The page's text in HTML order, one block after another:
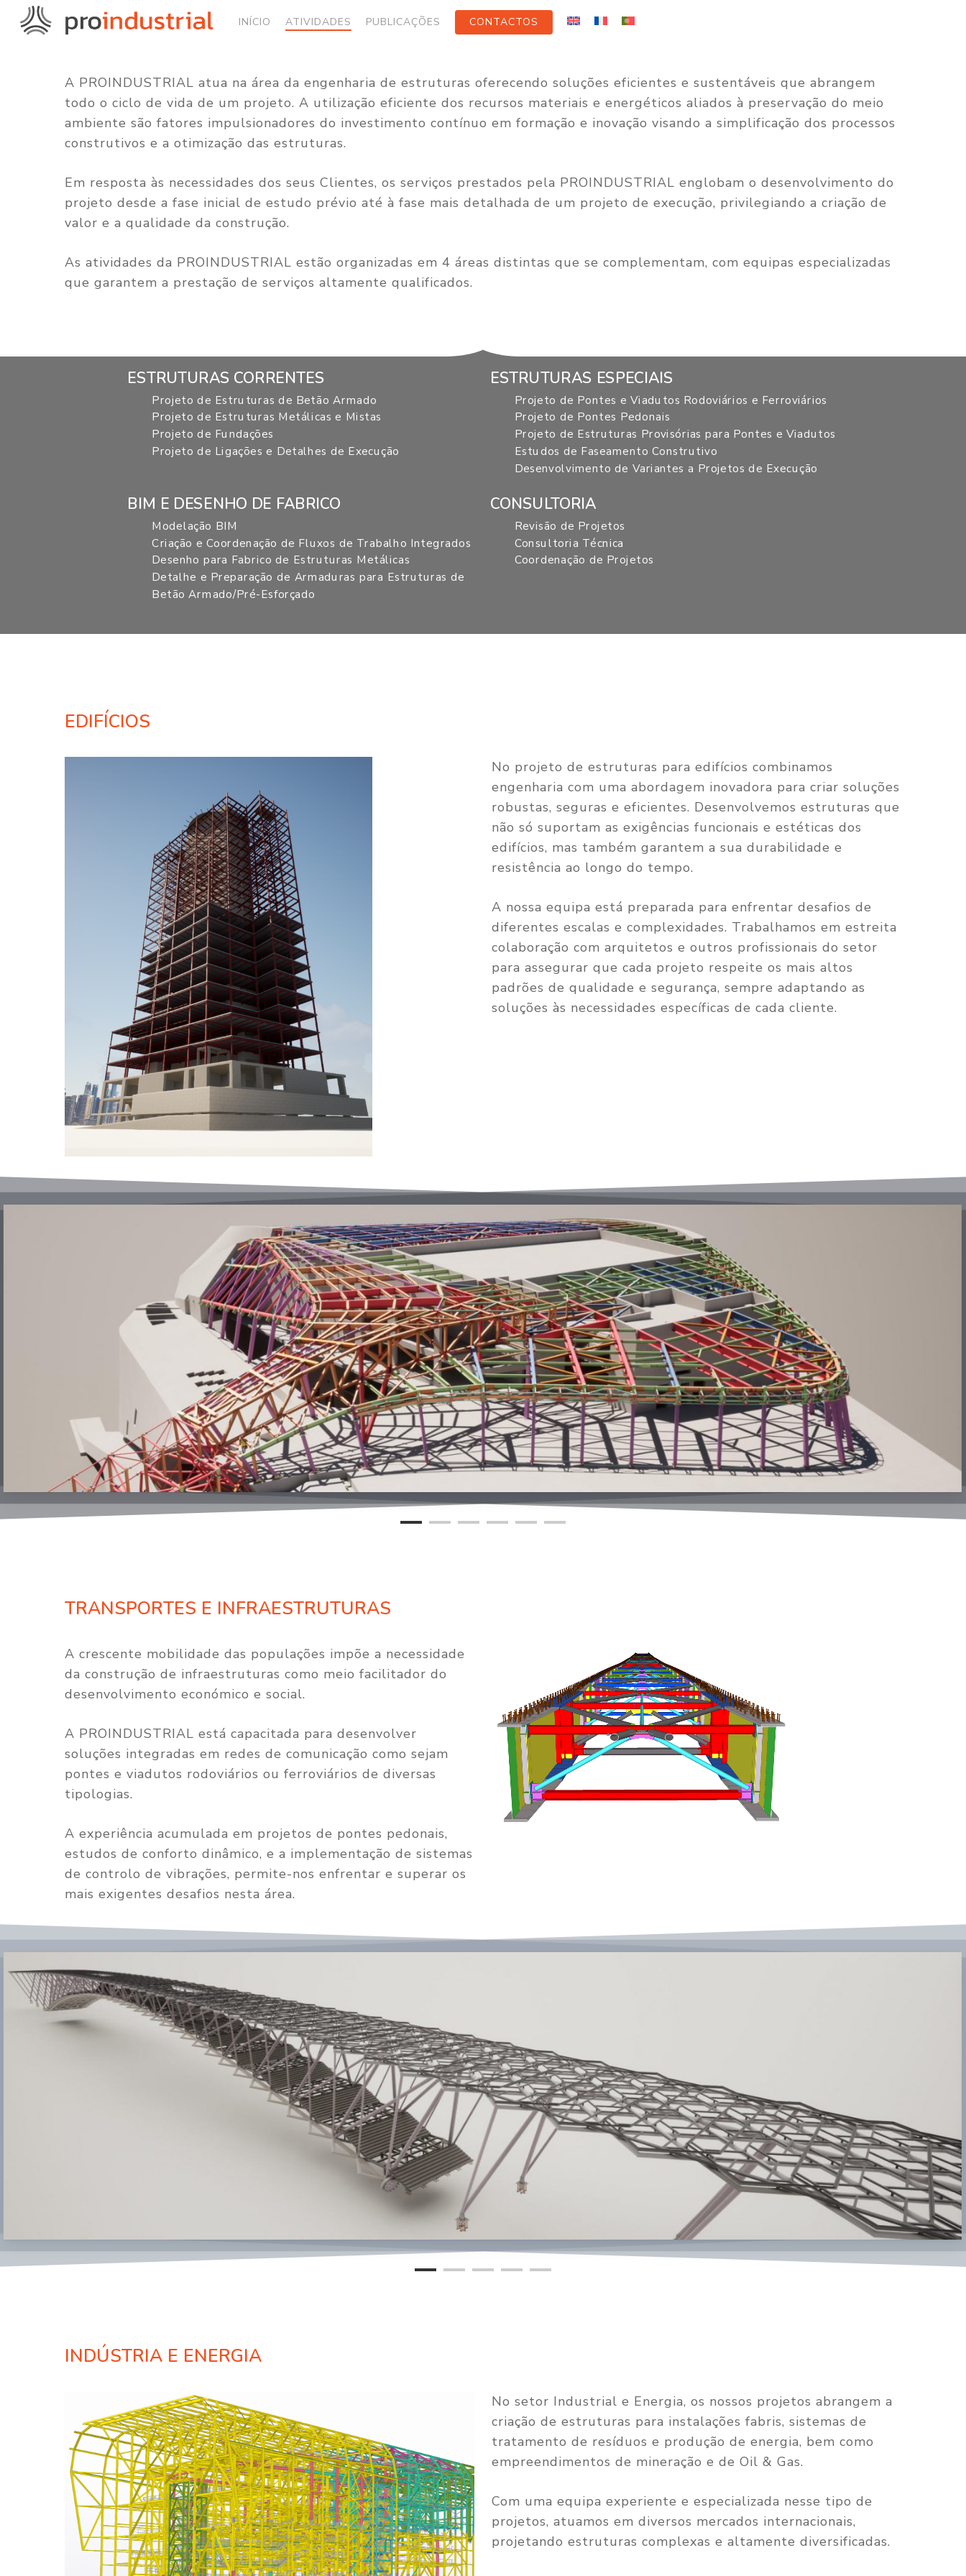
INÍCIO ATIVIDADES PUBLICAÇÕES CONTACTOS
A PROINDUSTRIAL atua na área da engenharia de estruturas oferecendo soluções eficientes e sustentáveis que abrangem
todo o ciclo de vida de um projeto. A utilização eficiente dos recursos materiais e energéticos aliados à preservação do meio
ambiente são fatores impulsionadores do investimento contínuo em formação e inovação visando a simplificação dos processos
construtivos e a otimização das estruturas.
Em resposta às necessidades dos seus Clientes, os serviços prestados pela PROINDUSTRIAL englobam o desenvolvimento do
projeto desde a fase inicial de estudo prévio até à fase mais detalhada de um projeto de execução, privilegiando a criação de
valor e a qualidade da construção.
As atividades da PROINDUSTRIAL estão organizadas em 4 áreas distintas que se complementam, com equipas especializadas
que garantem a prestação de serviços altamente qualificados.
ESTRUTURAS CORRENTES
Projeto de Estruturas de Betão Armado
Projeto de Estruturas Metálicas e Mistas
Projeto de Fundações
Projeto de Ligações e Detalhes de Execução
ESTRUTURAS ESPECIAIS
Projeto de Pontes e Viadutos Rodoviários e Ferroviários
Projeto de Pontes Pedonais
Projeto de Estruturas Provisórias para Pontes e Viadutos
Estudos de Faseamento Construtivo
Desenvolvimento de Variantes a Projetos de Execução
BIM E DESENHO DE FABRICO
Modelação BIM
Criação e Coordenação de Fluxos de Trabalho Integrados
Desenho para Fabrico de Estruturas Metálicas
Detalhe e Preparação de Armaduras para Estruturas de
Betão Armado/Pré-Esforçado
CONSULTORIA
Revisão de Projetos
Consultoria Técnica
Coordenação de Projetos
EDIFÍCIOS
No projeto de estruturas para edifícios combinamos
engenharia com uma abordagem inovadora para criar soluções
robustas, seguras e eficientes. Desenvolvemos estruturas que
não só suportam as exigências funcionais e estéticas dos
edifícios, mas também garantem a sua durabilidade e
resistência ao longo do tempo.
A nossa equipa está preparada para enfrentar desafios de
diferentes escalas e complexidades. Trabalhamos em estreita
colaboração com arquitetos e outros profissionais do setor
para assegurar que cada projeto respeite os mais altos
padrões de qualidade e segurança, sempre adaptando as
soluções às necessidades específicas de cada cliente.
TRANSPORTES E INFRAESTRUTURAS
A crescente mobilidade das populações impõe a necessidade
da construção de infraestruturas como meio facilitador do
desenvolvimento económico e social.
A PROINDUSTRIAL está capacitada para desenvolver
soluções integradas em redes de comunicação como sejam
pontes e viadutos rodoviários ou ferroviários de diversas
tipologias.
A experiência acumulada em projetos de pontes pedonais,
estudos de conforto dinâmico, e a implementação de sistemas
de controlo de vibrações, permite-nos enfrentar e superar os
mais exigentes desafios nesta área.
INDÚSTRIA E ENERGIA
No setor Industrial e Energia, os nossos projetos abrangem a
criação de estruturas para instalações fabris, sistemas de
tratamento de resíduos e produção de energia, bem como
empreendimentos de mineração e de Oil & Gas.
Com uma equipa experiente e especializada nesse tipo de
projetos, atuamos em diversos mercados internacionais,
projetando estruturas complexas e altamente diversificadas.